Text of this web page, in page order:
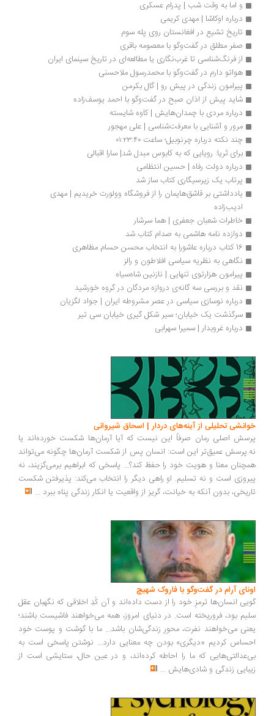
و اما به وقت شب | پدرام عسکری
درباره اوکاشا | مهدی کریمی
تاریخ تشیع در افغانستان روی پله سوم
صفر مطلق در گفت‌وگو با معصومه باقری
از فرنگ‌شناسی تا غرب‌نگاری یا مطالعه‌ای در تاریخ سینمای ایران
هواتو دارم در گفت‌وگو با محمدرسول ملاحسنی
پیرامون زندگی در پیش رو | گال بکرمن
شاید پیش از اذان صبح در گفت‌وگو با احمد یوسف‌زاده
درباره مردی با چمدان‌هایش | کاوه شایسته
مرور و آشنایی با معرفت‌شناسی | علی مهجور
چند نکته درباره چرنوبیل؛ ساعت ۰۱:۲۳:۴۰
برای ثریا: رویایی که به کابوس مبدل شد| سارا اقبالی
درباره دولت رفاه | حسین انتظامی
پرتاب یک زیرسیگاری کتاب ساز شد
ادیب‌زاده
خاطرات شعبان جعفری | هما سرشار
دوازده نامه هاشمی به صدام کتاب شد
نگاهی به نظریه سیاسی افلاطون و رالز
پیرامون هزارتوی تنهایی | نازنین شاه‌سیاه
نقد و بررسی‌ سه گانه‌ی دروازه مردگان در گروه خورشید
درباره نوسازی سیاسی در عصر مشروطه ایران | جواد لگزیان
سرگذشت یک خیابان؛ سیر شکل گیری خیابان سی تیر
درباره غروبدار | سمیرا سهرابی
تحلیلی از آینه‌های دردار | اسحاق شیروانی
اصلی رمان صرفاً این نیست که آیا آرمان‌ها شکست خورده‌اند یا
عمیق‌تر این است: انسان پس از شکست آرمان‌ها چگونه می‌تواند
معنا و هویت خود را حفظ کند؟... پاسخی که ابراهیم برمی‌گزیند، نه
است و نه تسلیم. او راهی دیگر را انتخاب می‌کند: پذیرفتن شکست
بدون آنکه به خیانت، گریز از واقعیت یا انکار زندگی پناه ببرد...
آرام در گفت‌وگو با فاروک شهیچ‭
انسان‌ها ترمزِ خود را از دست داده‌اند و آن کُدِ اخلاقی که نگهبان عقل
بود، فروریخته است. در دنیای امروز، همه می‌خواهند فاشیست باشند؛
می‌خواهند نفرت، محورِ زندگی‌شان باشد... ما با گوشت و پوست خود
کردیم «دیگری» بودن چه معنایی دارد... نوشتن پاسخی است به
که ما را احاطه کرده‌اند، و در عین حال، ستایشی است از
زندگی و شادی‌هایش...